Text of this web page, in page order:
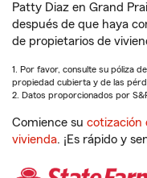
Patty Diaz en Grand
después de que haya
de propietarios de
1. Por favor, consulte su póliza
propiedad cubierta y de las
2. Datos proporcionados por
Comience su cotización
vivienda. ¡Es rápido y